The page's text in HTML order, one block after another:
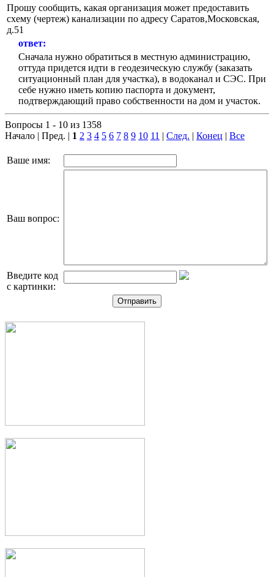
Прошу сообщить, какая организация может предоставить
схему (чертеж) канализации по адресу Саратов,Московская,
д.51
ответ:
Сначала нужно обратиться в местную администрацию,
оттуда придется идти в геодезическую службу (заказать
ситуационный план для участка), в водоканал и СЭС. При
себе нужно иметь копию паспорта и документ,
подтверждающий право собственности на дом и участок.
Вопросы 1 - 10 из 1358
Начало | Пред. | 1 2 3 4 5 6 7 8 9 10 11 | След. | Конец | Все
Ваше имя:
Ваш вопрос:
Введите код
с картинки: